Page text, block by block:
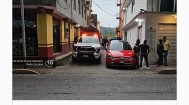
del erario en los gobiernos
neoliberales del pasado.